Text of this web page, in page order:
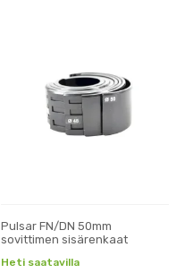
Pulsar FN/DN 50mm
sovittimen sisärenkaat
Heti saatavilla